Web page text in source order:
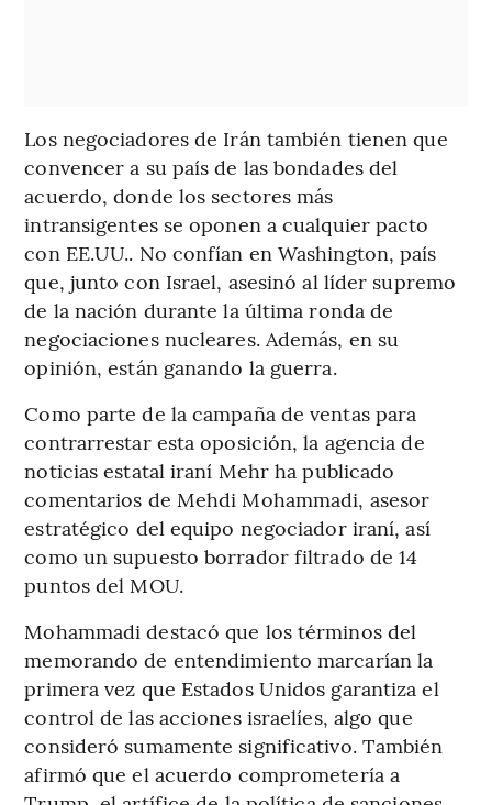
Los negociadores de Irán también tienen que
convencer a su país de las bondades del
acuerdo, donde los sectores más
intransigentes se oponen a cualquier pacto
con EE.UU.. No confían en Washington, país
que, junto con Israel, asesinó al líder supremo
de la nación durante la última ronda de
negociaciones nucleares. Además, en su
opinión, están ganando la guerra.
Como parte de la campaña de ventas para
contrarrestar esta oposición, la agencia de
noticias estatal iraní Mehr ha publicado
comentarios de Mehdi Mohammadi, asesor
estratégico del equipo negociador iraní, así
como un supuesto borrador filtrado de 14
puntos del MOU.
Mohammadi destacó que los términos del
memorando de entendimiento marcarían la
primera vez que Estados Unidos garantiza el
control de las acciones israelíes, algo que
consideró sumamente significativo. También
afirmó que el acuerdo comprometería a